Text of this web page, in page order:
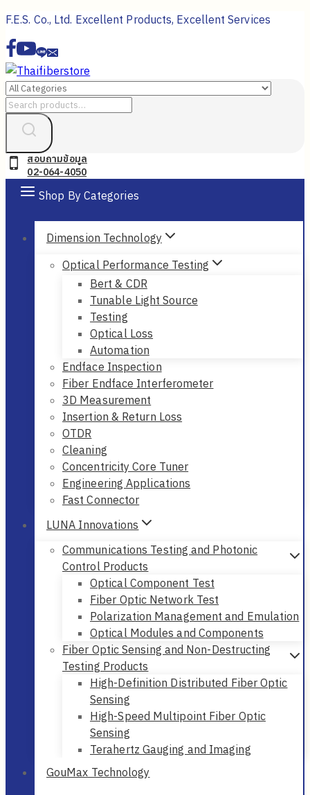
Skip
to
content
F.E.S. Co., Ltd. Excellent Products, Excellent Services
Search
สอบถามข้อมูล
02-064-4050
Shop By Categories
Dimension Technology
Optical Performance Testing
Bert & CDR
Tunable Light Source
Testing
Optical Loss
Automation
Endface Inspection
Fiber Endface Interferometer
3D Measurement
Insertion & Return Loss
OTDR
Cleaning
Concentricity Core Tuner
Engineering Applications
Fast Connector
LUNA Innovations
Communications Testing and Photonic
Control Products
Optical Component Test
Fiber Optic Network Test
Polarization Management and Emulation
Optical Modules and Components
Fiber Optic Sensing and Non-Destructing
Testing Products
High-Definition Distributed Fiber Optic
Sensing
High-Speed Multipoint Fiber Optic
Sensing
Terahertz Gauging and Imaging
GouMax Technology